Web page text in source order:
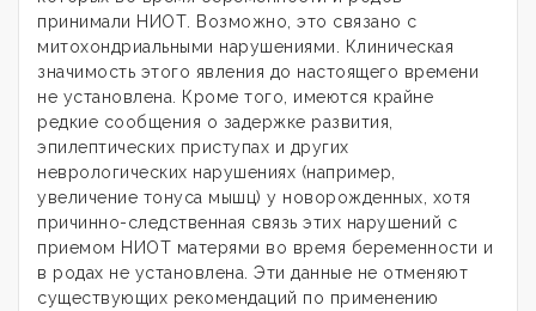
принимали НИОТ. Возможно, это связано с
митохондриальными нарушениями. Клиническая
значимость этого явления до настоящего времени
не установлена. Кроме того, имеются крайне
редкие сообщения о задержке развития,
эпилептических приступах и других
неврологических нарушениях (например,
увеличение тонуса мышц) у новорожденных, хотя
причинно-следственная связь этих нарушений с
приемом НИОТ матерями во время беременности и
в родах не установлена. Эти данные не отменяют
существующих рекомендаций по применению